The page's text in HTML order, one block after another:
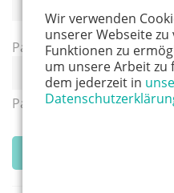
Wir verwenden
unserer Webseite
Funktionen zu
um unsere Arbeit zu
dem jederzeit in
Passwort
Passwort anzeigen